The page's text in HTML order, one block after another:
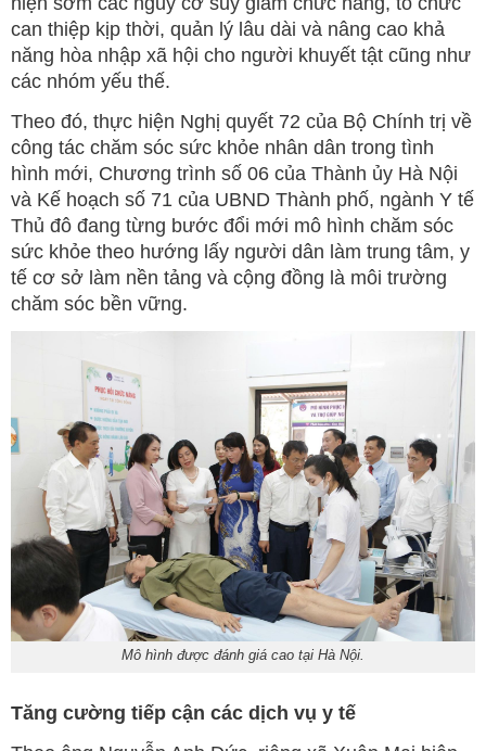
can thiệp kịp thời, quản lý lâu dài và nâng cao khả
năng hòa nhập xã hội cho người khuyết tật cũng như
các nhóm yếu thế.
Theo đó, thực hiện Nghị quyết 72 của Bộ Chính trị về
công tác chăm sóc sức khỏe nhân dân trong tình
hình mới, Chương trình số 06 của Thành ủy Hà Nội
và Kế hoạch số 71 của UBND Thành phố, ngành Y tế
Thủ đô đang từng bước đổi mới mô hình chăm sóc
sức khỏe theo hướng lấy người dân làm trung tâm, y
tế cơ sở làm nền tảng và cộng đồng là môi trường
chăm sóc bền vững.
Mô hình được đánh giá cao tại Hà Nội.
Tăng cường tiếp cận các dịch vụ y tế